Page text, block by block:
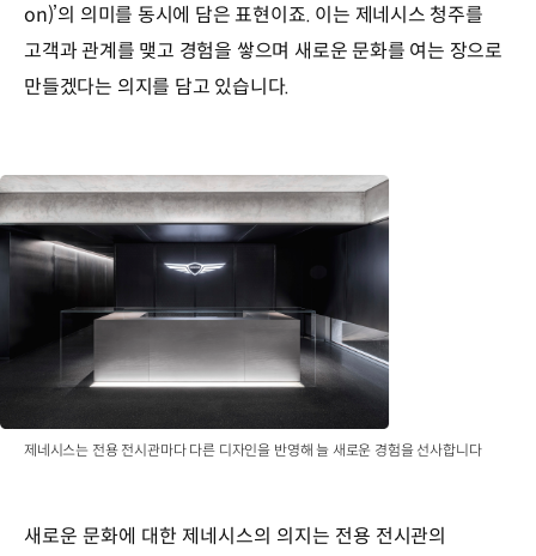
on)’의 의미를 동시에 담은 표현이죠. 이는 제네시스 청주를
고객과 관계를 맺고 경험을 쌓으며 새로운 문화를 여는 장으로
만들겠다는 의지를 담고 있습니다.
제네시스는 전용 전시관마다 다른 디자인을 반영해 늘 새로운 경험을 선사합니다
새로운 문화에 대한 제네시스의 의지는 전용 전시관의